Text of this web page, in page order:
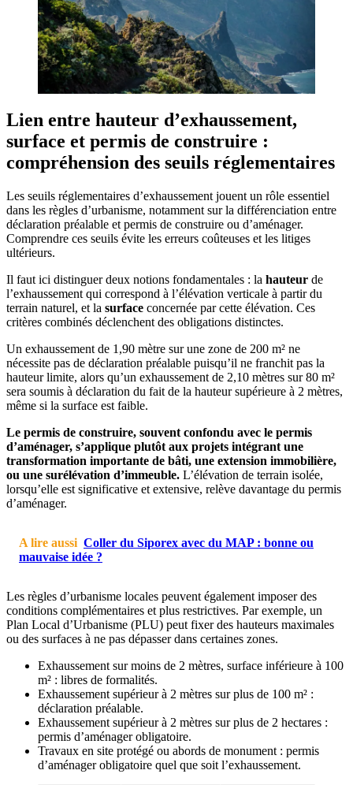
Lien entre hauteur d’exhaussement,
surface et permis de construire :
compréhension des seuils réglementaires
Les seuils réglementaires d’exhaussement jouent un rôle essentiel
dans les règles d’urbanisme, notamment sur la différenciation entre
déclaration préalable et permis de construire ou d’aménager.
Comprendre ces seuils évite les erreurs coûteuses et les litiges
ultérieurs.
Il faut ici distinguer deux notions fondamentales : la hauteur de
l’exhaussement qui correspond à l’élévation verticale à partir du
terrain naturel, et la surface concernée par cette élévation. Ces
critères combinés déclenchent des obligations distinctes.
Un exhaussement de 1,90 mètre sur une zone de 200 m² ne
nécessite pas de déclaration préalable puisqu’il ne franchit pas la
hauteur limite, alors qu’un exhaussement de 2,10 mètres sur 80 m²
sera soumis à déclaration du fait de la hauteur supérieure à 2 mètres,
même si la surface est faible.
Le permis de construire, souvent confondu avec le permis
d’aménager, s’applique plutôt aux projets intégrant une
transformation importante de bâti, une extension immobilière,
ou une surélévation d’immeuble. L’élévation de terrain isolée,
lorsqu’elle est significative et extensive, relève davantage du permis
d’aménager.
A lire aussi Coller du Siporex avec du MAP : bonne ou
mauvaise idée ?
Les règles d’urbanisme locales peuvent également imposer des
conditions complémentaires et plus restrictives. Par exemple, un
Plan Local d’Urbanisme (PLU) peut fixer des hauteurs maximales
ou des surfaces à ne pas dépasser dans certaines zones.
Exhaussement sur moins de 2 mètres, surface inférieure à 100
m² : libres de formalités.
Exhaussement supérieur à 2 mètres sur plus de 100 m² :
déclaration préalable.
Exhaussement supérieur à 2 mètres sur plus de 2 hectares :
permis d’aménager obligatoire.
Travaux en site protégé ou abords de monument : permis
d’aménager obligatoire quel que soit l’exhaussement.